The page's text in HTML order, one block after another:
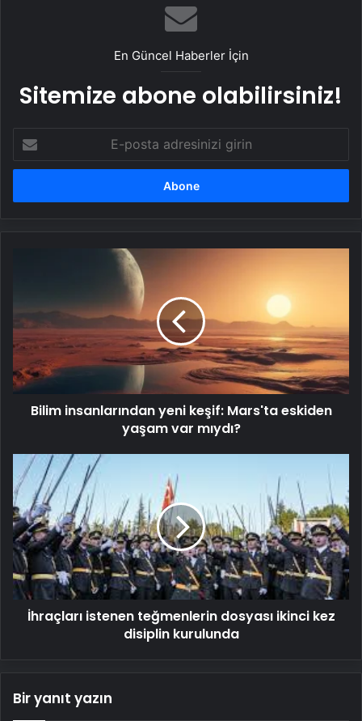
En Güncel Haberler İçin
Sitemize abone olabilirsiniz!
posta
adresinizi
Mars'ta
eskiden
yaşam
var
mıydı?
Bilim insanlarından yeni keşif: Mars'ta eskiden
yaşam var mıydı?
İhraçları
istenen
teğmenlerin
dosyası
ikinci
kez
disiplin
kurulunda
İhraçları istenen teğmenlerin dosyası ikinci kez
disiplin kurulunda
Bir yanıt yazın